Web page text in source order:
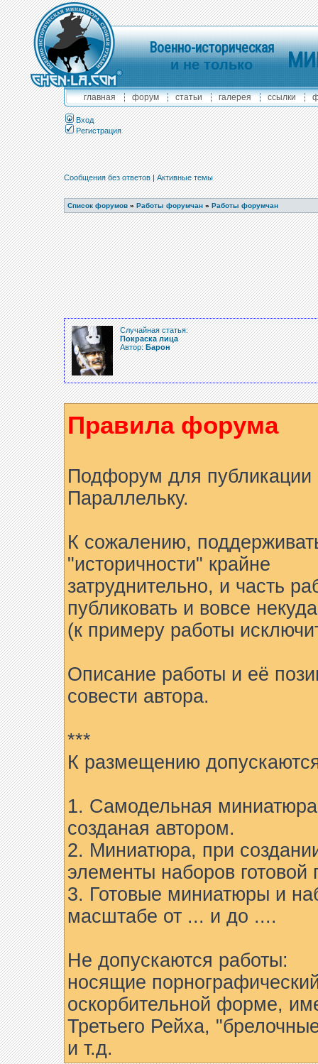
Военно-историческая
и не только
главная форум статьи галерея ссылки
Вход
Регистрация
Сообщения без ответов|Активные темы
Список форумов » Работы форумчан » Работы форумчан
Случайная статья:
Покраска лица
Автор:Барон
Правила форума
Подфорум для
Параллельку.
К сожалению,
"историчности" крайне
затруднительно, и часть
публиковать и вовсе
(к примеру работы
Описание работы и её
совести автора.
***
К размещению
1. Самодельная
созданая автором.
2. Миниатюра, при
элементы наборов готовой
3. Готовые миниатюры и
масштабе от ... и до ....
Не допускаются работы:
носящие
оскорбительной форме,
Третьего Рейха,
и т.д.